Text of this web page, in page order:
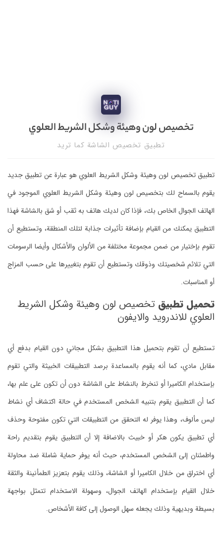
تخصيص لون وهيئة وشكل الشريط العلوي
تطبيق تخصيص الشاشة كما تريد
تطبيق تخصيص لون وهيئة وشكل الشريط العلوي هو عبارة عن تطبيق جديد
يقوم بالسماح لك بتخصيص لون وهيئة وشكل الشريط العلوي الموجود في
الهاتف الجوال الخاص بك، فإذا كان لديك هاتف به ثقب أو شق بالشاشة فهذا
التطبيق يمكنك من القيام بإضافة تأثيرات جذابة لتلك المنطقة، وتستطيع أن
تقوم بإختيار من ضمن مجموعة مختلفة من الألوان والأشكال وأيضا الرسومات
التي تلائم شخصيتك وذوقك وتستطيع أن تقوم بتغييرها على حسب المزاج
أو المناسبات.
تحميل تطبيق تخصيص لون وهيئة وشكل الشريط
العلوي للاندرويد والايفون
تستطيع أن تقوم بتحميل هذا التطبيق بشكل مجاني دون القيام بدفع أي
مقابل مادي، كما أنه يقوم بالمساعدة برصد التطبيقات الخبيثة والتي تقوم
بإستخدام الكاميرا أو تنخرط بالنشاط على الشاشة دون أن تكون على علم بها،
كما أن التطبيق يقوم بتنبيه الشخص المستخدم في حالة اكتشاف أي نشاط
ليس مألوف، وهذا يوفر له التحقق من التطبيقات التي تكون مفتوحة وحذف
أي تطبيق يكون هكر أو خبيث بالاضافة إلا أن التطبيق يقوم بتقديم راحة
واطمئنان إلى الشخص المستخدم، حيث أنه يوفر حماية شاملة ضد محاولة
أي اختراق من خلال الكاميرا أو الشاشة، وذلك يقوم بتعزيز الطمأنينة والثقة
خلال القيام بإستخدام الهاتف الجوال، وسهولة الاستخدام تتمثل بواجهة
بسيطة وبديهية وذلك يجعله سهل الوصول إلى كافة الأشخاص.